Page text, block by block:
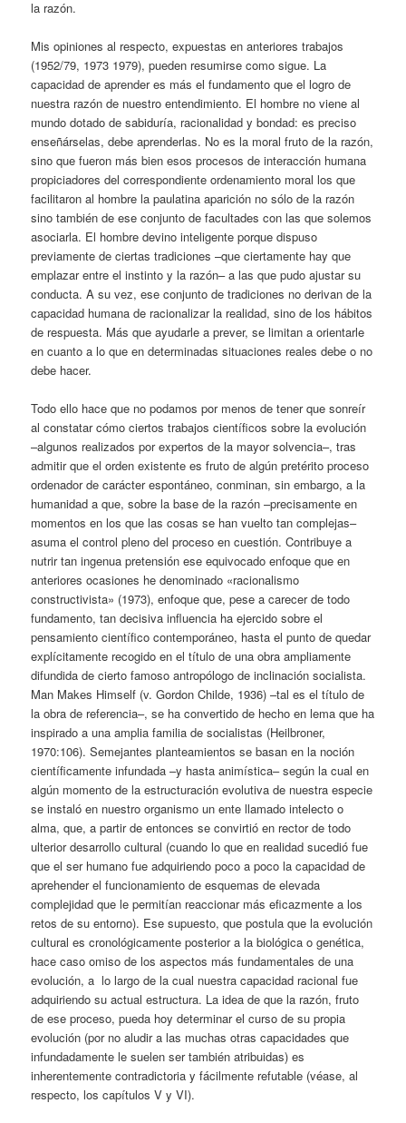
la razón.
Mis opiniones al respecto, expuestas en anteriores trabajos
(1952/79, 1973 1979), pueden resumirse como sigue. La
capacidad de aprender es más el fundamento que el logro de
nuestra razón de nuestro entendimiento. El hombre no viene al
mundo dotado de sabiduría, racionalidad y bondad: es preciso
enseñárselas, debe aprenderlas. No es la moral fruto de la razón,
sino que fueron más bien esos procesos de interacción humana
propiciadores del correspondiente ordenamiento moral los que
facilitaron al hombre la paulatina aparición no sólo de la razón
sino también de ese conjunto de facultades con las que solemos
asociarla. El hombre devino inteligente porque dispuso
previamente de ciertas tradiciones –que ciertamente hay que
emplazar entre el instinto y la razón– a las que pudo ajustar su
conducta. A su vez, ese conjunto de tradiciones no derivan de la
capacidad humana de racionalizar la realidad, sino de los hábitos
de respuesta. Más que ayudarle a prever, se limitan a orientarle
en cuanto a lo que en determinadas situaciones reales debe o no
debe hacer.
Todo ello hace que no podamos por menos de tener que sonreír
al constatar cómo ciertos trabajos científicos sobre la evolución
–algunos realizados por expertos de la mayor solvencia–, tras
admitir que el orden existente es fruto de algún pretérito proceso
ordenador de carácter espontáneo, conminan, sin embargo, a la
humanidad a que, sobre la base de la razón –precisamente en
momentos en los que las cosas se han vuelto tan complejas–
asuma el control pleno del proceso en cuestión. Contribuye a
nutrir tan ingenua pretensión ese equivocado enfoque que en
anteriores ocasiones he denominado «racionalismo
constructivista» (1973), enfoque que, pese a carecer de todo
fundamento, tan decisiva influencia ha ejercido sobre el
pensamiento científico contemporáneo, hasta el punto de quedar
explícitamente recogido en el título de una obra ampliamente
difundida de cierto famoso antropólogo de inclinación socialista.
Man Makes Himself (v. Gordon Childe, 1936) –tal es el título de
la obra de referencia–, se ha convertido de hecho en lema que ha
inspirado a una amplia familia de socialistas (Heilbroner,
1970:106). Semejantes planteamientos se basan en la noción
científicamente infundada –y hasta animística– según la cual en
algún momento de la estructuración evolutiva de nuestra especie
se instaló en nuestro organismo un ente llamado intelecto o
alma, que, a partir de entonces se convirtió en rector de todo
ulterior desarrollo cultural (cuando lo que en realidad sucedió fue
que el ser humano fue adquiriendo poco a poco la capacidad de
aprehender el funcionamiento de esquemas de elevada
complejidad que le permitían reaccionar más eficazmente a los
retos de su entorno). Ese supuesto, que postula que la evolución
cultural es cronológicamente posterior a la biológica o genética,
hace caso omiso de los aspectos más fundamentales de una
evolución, a lo largo de la cual nuestra capacidad racional fue
adquiriendo su actual estructura. La idea de que la razón, fruto
de ese proceso, pueda hoy determinar el curso de su propia
evolución (por no aludir a las muchas otras capacidades que
infundadamente le suelen ser también atribuidas) es
inherentemente contradictoria y fácilmente refutable (véase, al
respecto, los capítulos V y VI).